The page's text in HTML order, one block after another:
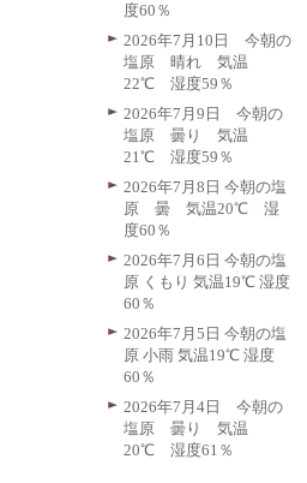
度60％
2026年7月10日 今朝の
塩原 晴れ 気温
22℃ 湿度59％
2026年7月9日 今朝の
塩原 曇り 気温
21℃ 湿度59％
2026年7月8日 今朝の塩
原 曇 気温20℃ 湿
度60％
2026年7月6日 今朝の塩
原 くもり 気温19℃ 湿度
60％
2026年7月5日 今朝の塩
原 小雨 気温19℃ 湿度
60％
2026年7月4日 今朝の
塩原 曇り 気温
20℃ 湿度61％